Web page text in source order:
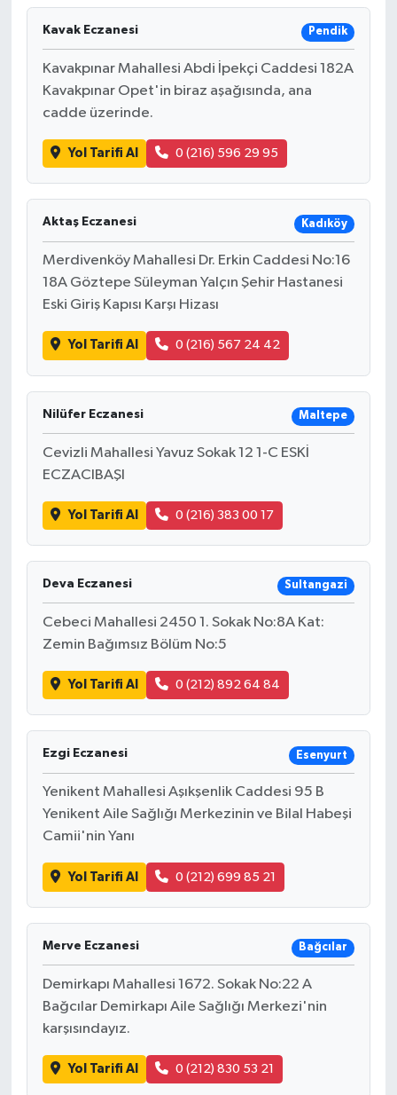
Kavak Eczanesi Pendik
Kavakpınar Mahallesi Abdi İpekçi Caddesi 182A
Kavakpınar Opet'in biraz aşağısında, ana
cadde üzerinde.
Yol Tarifi Al 0 (216) 596 29 95
Aktaş Eczanesi Kadıköy
Merdivenköy Mahallesi Dr. Erkin Caddesi No:16
18A Göztepe Süleyman Yalçın Şehir Hastanesi
Eski Giriş Kapısı Karşı Hizası
Yol Tarifi Al 0 (216) 567 24 42
Nilüfer Eczanesi Maltepe
Cevizli Mahallesi Yavuz Sokak 12 1-C ESKİ
ECZACIBAŞI
Yol Tarifi Al 0 (216) 383 00 17
Deva Eczanesi Sultangazi
Cebeci Mahallesi 2450 1. Sokak No:8A Kat:
Zemin Bağımsız Bölüm No:5
Yol Tarifi Al 0 (212) 892 64 84
Ezgi Eczanesi Esenyurt
Yenikent Mahallesi Aşıkşenlik Caddesi 95 B
Yenikent Aile Sağlığı Merkezinin ve Bilal Habeşi
Camii'nin Yanı
Yol Tarifi Al 0 (212) 699 85 21
Merve Eczanesi Bağcılar
Demirkapı Mahallesi 1672. Sokak No:22 A
Bağcılar Demirkapı Aile Sağlığı Merkezi'nin
karşısındayız.
Yol Tarifi Al 0 (212) 830 53 21